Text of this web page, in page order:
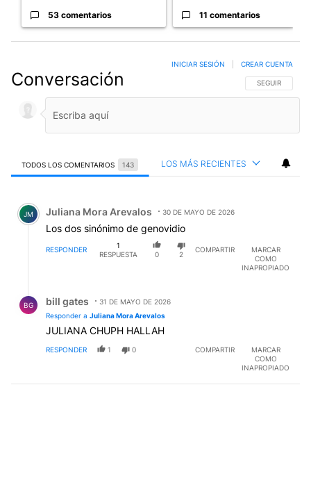
53 comentarios 11 comentarios
Conversación SIGA ESTA
SEGUIR
INICIAR SESIÓN CREAR CUENTA
TODOS LOS COMENTARIOS 143 LOS MÁS RECIENTES
Comentario de Juliana Mora Arevalos.
JM Juliana Mora Arevalos 30 DE MAYO DE 2026
Los dos sinónimo de genovidio
RESPONDER
1
RESPUESTA
0 2
COMPARTIR
MARCAR
COMO
INAPROPIADO
BG bill gates
31 DE MAYO DE 2026
Responder a Juliana Mora Arevalos
JULIANA CHUPH HALLAH
RESPONDER 1 0 COMPARTIR
MARCAR
COMO
INAPROPIADO